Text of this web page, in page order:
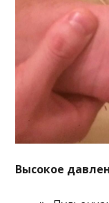
Высокое